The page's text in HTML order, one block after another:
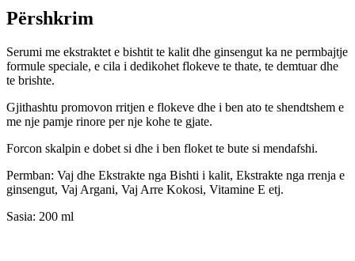
Përshkrim
Serumi me ekstraktet e bishtit te kalit dhe ginsengut ka ne permbajtje
formule speciale, e cila i dedikohet flokeve te thate, te demtuar dhe
te brishte.
Gjithashtu promovon rritjen e flokeve dhe i ben ato te shendtshem e
me nje pamje rinore per nje kohe te gjate.
Forcon skalpin e dobet si dhe i ben floket te bute si mendafshi.
Permban: Vaj dhe Ekstrakte nga Bishti i kalit, Ekstrakte nga rrenja e
ginsengut, Vaj Argani, Vaj Arre Kokosi, Vitamine E etj.
Sasia: 200 ml